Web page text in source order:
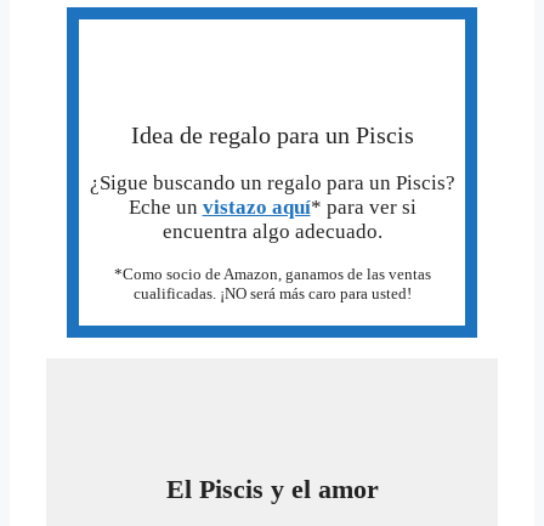
Idea de regalo para un Piscis
¿Sigue buscando un regalo para un Piscis?
Eche un vistazo aquí* para ver si
encuentra algo adecuado.
*Como socio de Amazon, ganamos de las ventas
cualificadas. ¡NO será más caro para usted!
El Piscis y el amor